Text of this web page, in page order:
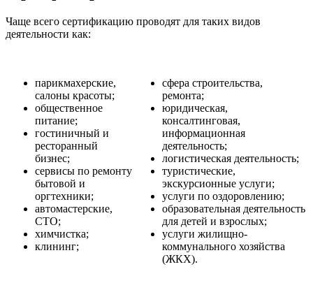
Чаще всего сертификацию проводят для таких видов
деятельности как:
парикмахерские,
салоны красоты;
общественное
питание;
гостиничный и
ресторанный
бизнес;
сервисы по ремонту
бытовой и
оргтехники;
автомастерские,
СТО;
химчистка;
клининг;
сфера строительства,
ремонта;
юридическая,
консалтинговая,
информационная
деятельность;
логистическая деятельность;
туристические,
экскурсионные услуги;
услуги по оздоровлению;
образовательная деятельность
для детей и взрослых;
услуги жилищно-
коммунального хозяйства
(ЖКХ).